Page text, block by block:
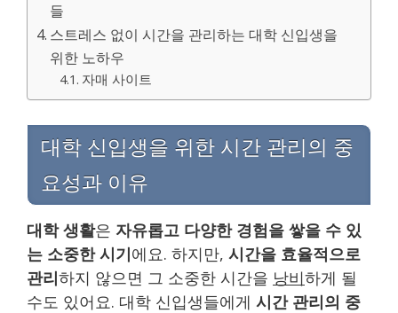
들
스트레스 없이 시간을 관리하는 대학 신입생을
위한 노하우
자매 사이트
대학 신입생을 위한 시간 관리의 중
요성과 이유
대학 생활은 자유롭고 다양한 경험을 쌓을 수 있
는 소중한 시기에요. 하지만, 시간을 효율적으로
관리하지 않으면 그 소중한 시간을 낭비하게 될
수도 있어요. 대학 신입생들에게 시간 관리의 중